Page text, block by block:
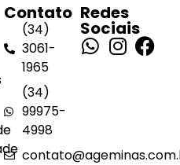
Contato
(34)
3061-
1965
(34)
99975-
4998
Redes
Sociais